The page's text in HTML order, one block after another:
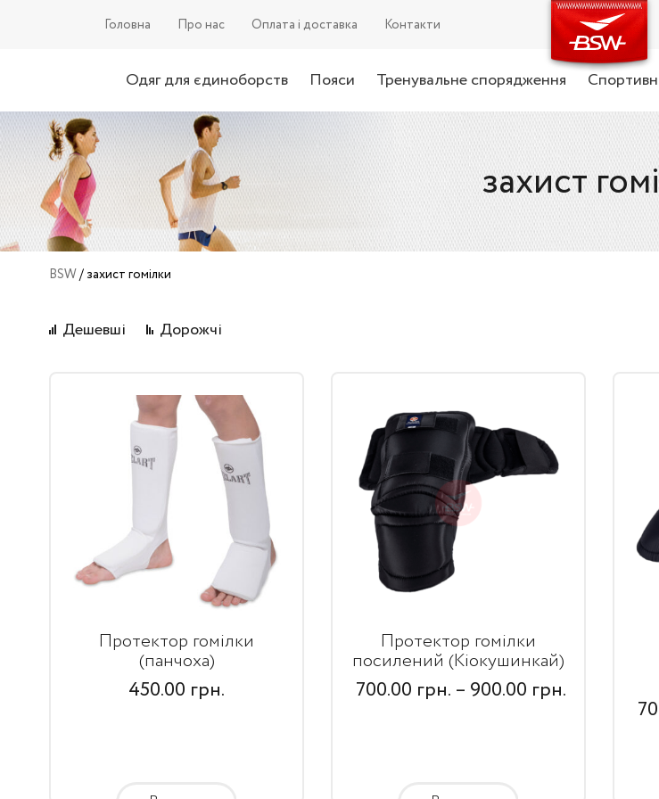
Головна Про нас Оплата і доставка Контакти
Одяг для єдиноборств Пояси Тренувальне спорядження
захист
BSW/ захист гомілки
Дешевші Дорожчі
Протектор гомілки
(панчоха)
450.00 грн.
Протектор гомілки
посилений (Кіокушинкай)
700.00 грн. – 900.00 грн.